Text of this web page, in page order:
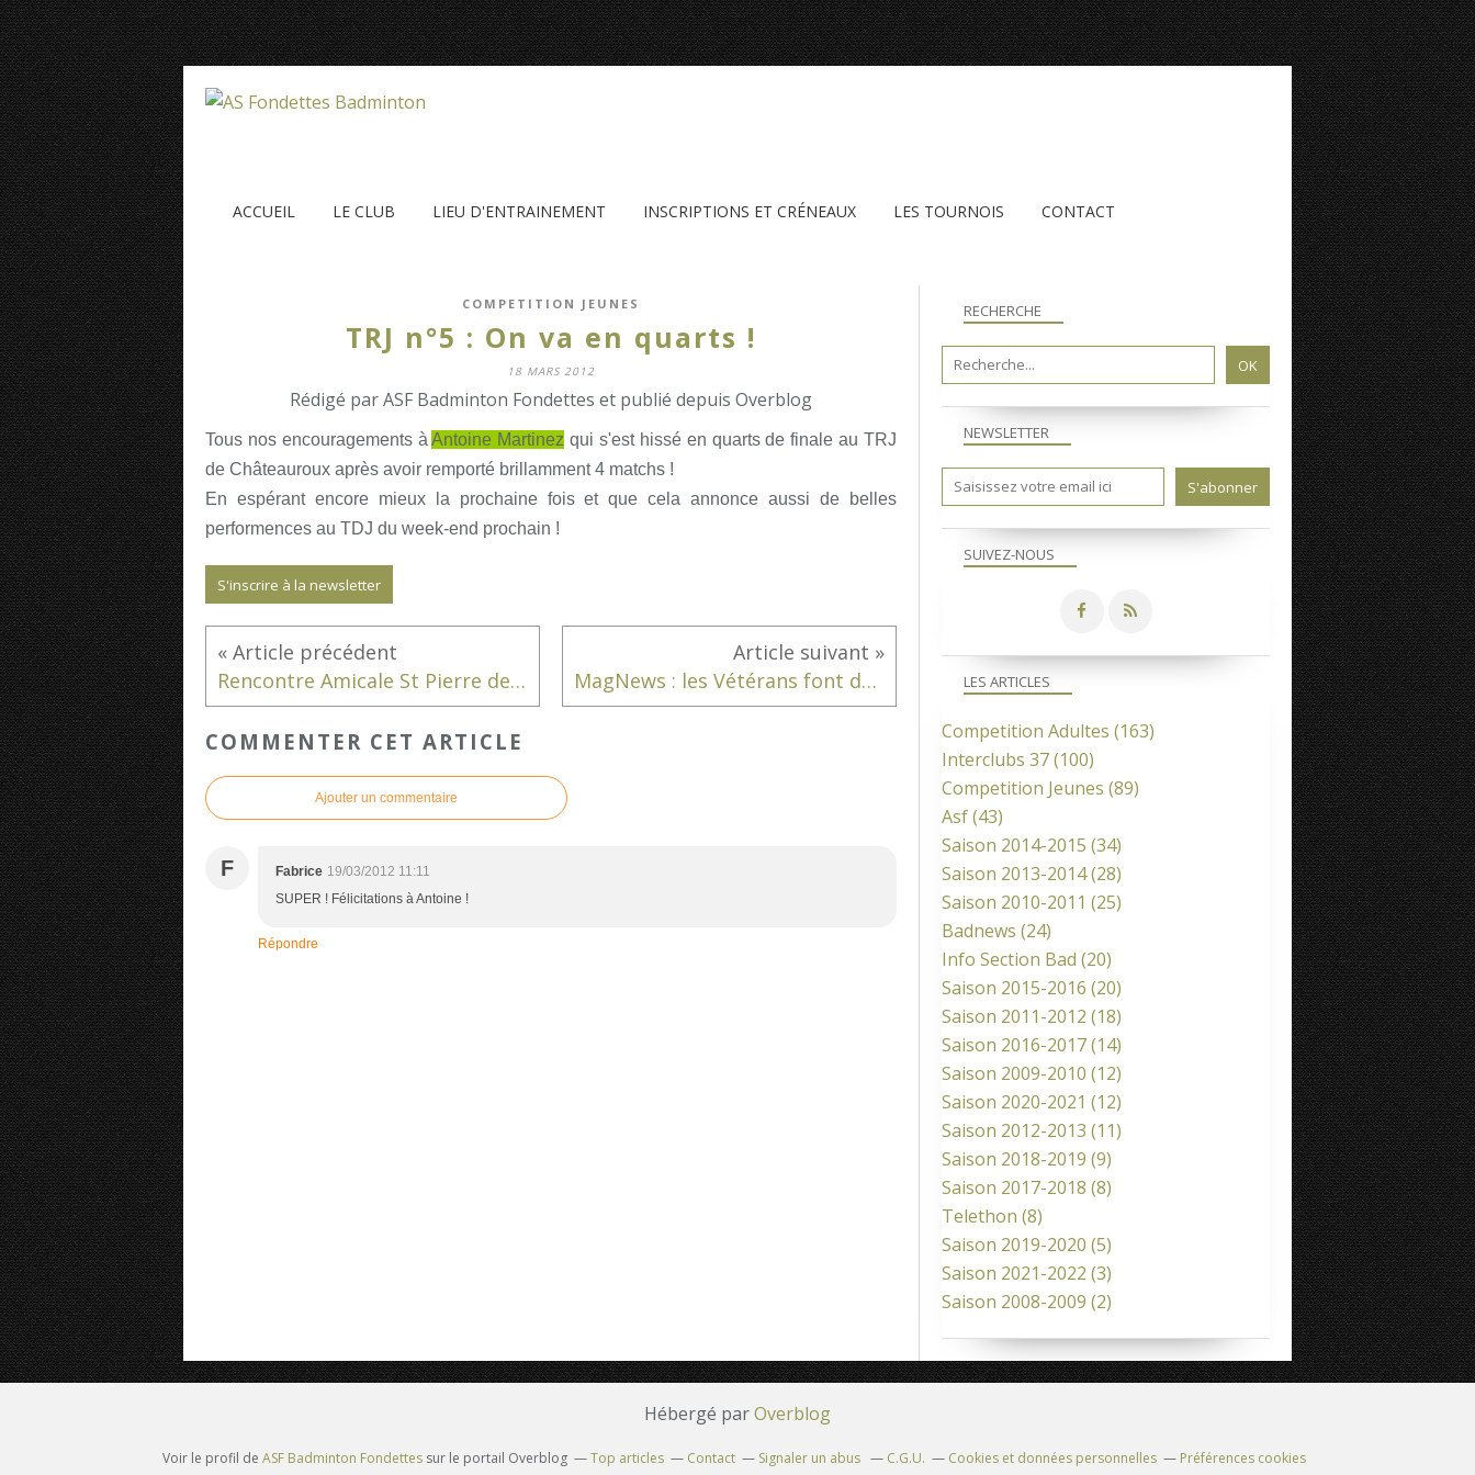
ACCUEIL LE CLUB LIEU D'ENTRAINEMENT INSCRIPTIONS ET CRÉNEAUX LES TOURNOIS CONTACT
COMPETITION JEUNES
TRJ n°5 : On va en quarts !
18 MARS 2012
Rédigé par ASF Badminton Fondettes et publié depuis Overblog
Tous nos encouragements àAntoine Martinez qui s'est hissé en quarts de finale au TRJ
de Châteauroux après avoir remporté brillamment 4 matchs !
En espérant encore mieux la prochaine fois et que cela annonce aussi de belles
performences au TDJ du week-end prochain !
S'inscrire à la newsletter
Rencontre Amicale St Pierre des Corps MagNews : les Vétérans font de la résistance
COMMENTER CET ARTICLE
Ajouter un commentaire
F Fabrice 19/03/2012 11:11
SUPER ! Félicitations à Antoine !
Répondre
NEWSLETTER
SUIVEZ-NOUS
RECHERCHE
LES ARTICLES
Competition Adultes (163)
Interclubs 37(100)
Competition Jeunes (89)
Asf(43)
Saison 2014-2015 (34)
Saison 2013-2014(28)
Saison 2010-2011 (25)
Badnews (24)
Info Section Bad (20)
Saison 2015-2016 (20)
Saison 2011-2012 (18)
Saison 2016-2017(14)
Saison 2009-2010 (12)
Saison 2020-2021 (12)
Saison 2012-2013 (11)
Saison 2018-2019 (9)
Saison 2017-2018 (8)
Telethon (8)
Saison 2019-2020 (5)
Saison 2021-2022 (3)
Saison 2008-2009 (2)
Hébergé parOverblog
Voir le profil de ASF Badminton Fondettes sur le portail Overblog Top articles Contact Signaler un abus C.G.U. Cookies et données personnelles Préférences cookies